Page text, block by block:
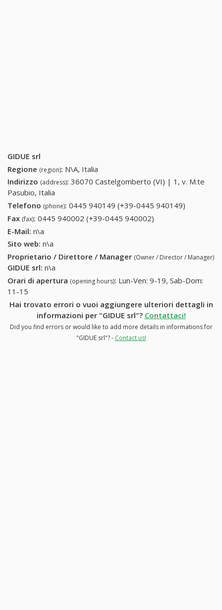
GIDUE srl
Regione (region): N\A, Italia
Indirizzo (address): 36070 Castelgomberto (VI) | 1, v. M.te
Pasubio, Italia
Telefono (phone): 0445 940149 (+39-0445 940149)
Fax (fax): 0445 940002 (+39-0445 940002)
E-Mail: n\a
Sito web: n\a
Proprietario / Direttore / Manager (Owner / Director / Manager)
GIDUE srl: n\a
Orari di apertura (opening hours): Lun-Ven: 9-19, Sab-Dom:
11-15
Hai trovato errori o vuoi aggiungere ulteriori dettagli in
informazioni per "GIDUE srl"? Contattaci!
Did you find errors or would like to add more details in informations for
"GIDUE srl"? - Contact us!